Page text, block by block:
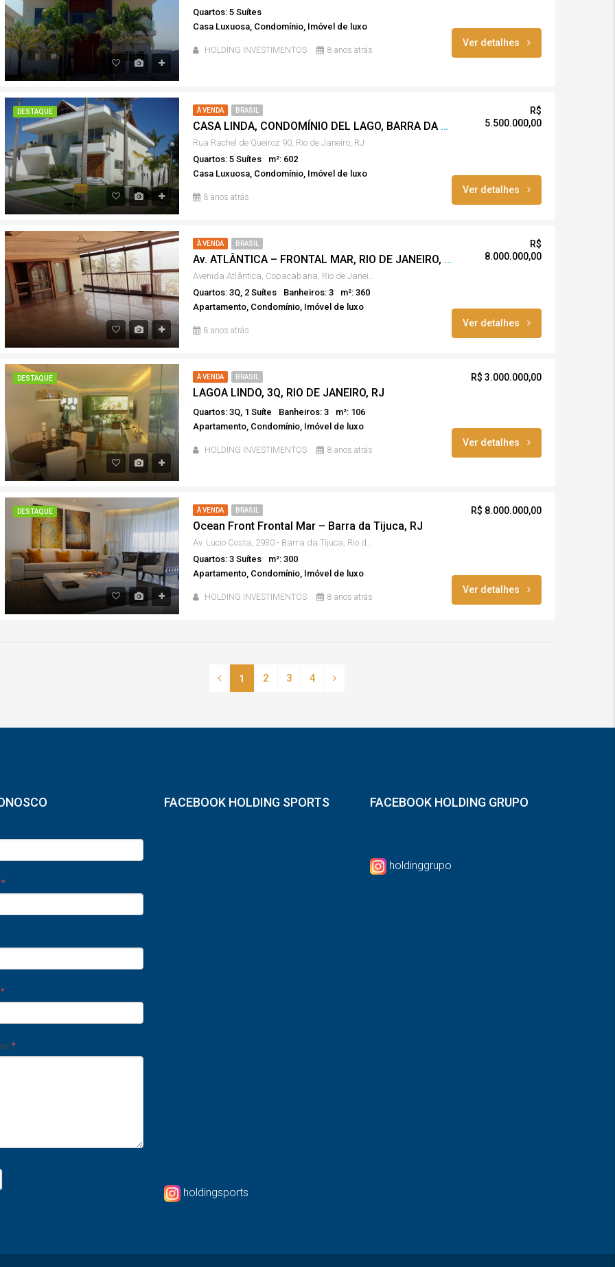
Quartos: 5 Suítes
Casa Luxuosa, Condomínio, Imóvel de luxo
HOLDING INVESTIMENTOS 8 anos atrás
Ver detalhes
DESTAQUE À VENDA BRASIL
CASA LINDA, CONDOMÍNIO DEL LAGO, BARRA DA TIJUCA, RJ
Rua Rachel de Queiroz 90, Rio de Janeiro, RJ
Quartos: 5 Suítes
m²: 602
Casa Luxuosa, Condomínio, Imóvel de luxo
8 anos atrás
R$
5.500.000,00
Ver detalhes
À VENDA BRASIL
Av. ATLÂNTICA – FRONTAL MAR, RIO DE JANEIRO, RJ
Avenida Atlântica, Copacabana, Rio de Janeiro, RJ
Quartos: 3Q, 2 Suítes
Banheiros: 3
m²: 360
Apartamento, Condomínio, Imóvel de luxo
8 anos atrás
R$
8.000.000,00
Ver detalhes
DESTAQUE À VENDA BRASIL
LAGOA LINDO, 3Q, RIO DE JANEIRO, RJ
Quartos: 3Q, 1 Suíte Banheiros: 3
m²: 106
Apartamento, Condomínio, Imóvel de luxo
HOLDING INVESTIMENTOS 8 anos atrás
R$ 3.000.000,00
Ver detalhes
DESTAQUE À VENDA BRASIL
Ocean Front Frontal Mar – Barra da Tijuca, RJ
Av. Lúcio Costa, 2930 - Barra da Tijuca, Rio de Janeiro - RJ, 22630-010
Quartos: 3 Suítes
m²: 300
Apartamento, Condomínio, Imóvel de luxo
HOLDING INVESTIMENTOS 8 anos atrás
R$ 8.000.000,00
Ver detalhes
1 2 3 4
*
*
*
FACEBOOK HOLDING SPORTS
holdingsports
FACEBOOK HOLDING GRUPO
holdinggrupo